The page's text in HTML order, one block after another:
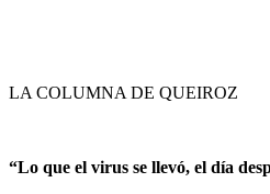
LA COLUMNA DE QUEIROZ
“Lo que el virus se llevó, el día